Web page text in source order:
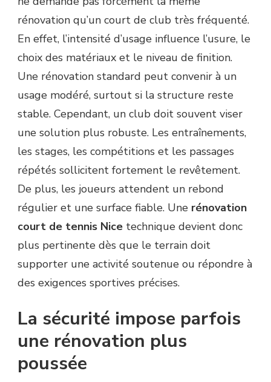
rénovation qu’un court de club très fréquenté.
En effet, l’intensité d’usage influence l’usure, le
choix des matériaux et le niveau de finition.
Une rénovation standard peut convenir à un
usage modéré, surtout si la structure reste
stable. Cependant, un club doit souvent viser
une solution plus robuste. Les entraînements,
les stages, les compétitions et les passages
répétés sollicitent fortement le revêtement.
De plus, les joueurs attendent un rebond
régulier et une surface fiable. Une rénovation
court de tennis Nice technique devient donc
plus pertinente dès que le terrain doit
supporter une activité soutenue ou répondre à
des exigences sportives précises.
La sécurité impose parfois
une rénovation plus
poussée